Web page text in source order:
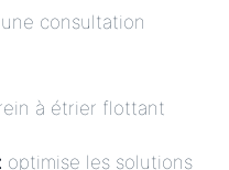
consultation
à étrier flottant
optimise les solutions